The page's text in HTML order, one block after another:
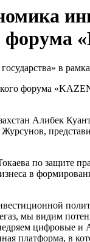
форума
форума
Алибек
по защите
в
мы видим
цифровые и
платформа, в